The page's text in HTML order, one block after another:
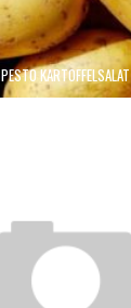
PESTO KARTOFFELSALAT